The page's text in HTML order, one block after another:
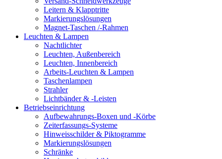
Leitern & Klapptritte
Markierungslösungen
Magnet-Taschen /-Rahmen
Leuchten & Lampen
Nachtlichter
Leuchten, Außenbereich
Leuchten, Innenbereich
Arbeits-Leuchten & Lampen
Taschenlampen
Strahler
Lichtbänder & -Leisten
Betriebseinrichtung
Aufbewahrungs-Boxen und -Körbe
Zeiterfassungs-Systeme
Hinweisschilder & Piktogramme
Markierungslösungen
Schränke